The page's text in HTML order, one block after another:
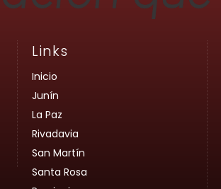
Links
Inicio
Junín
La Paz
Rivadavia
San Martín
Santa Rosa